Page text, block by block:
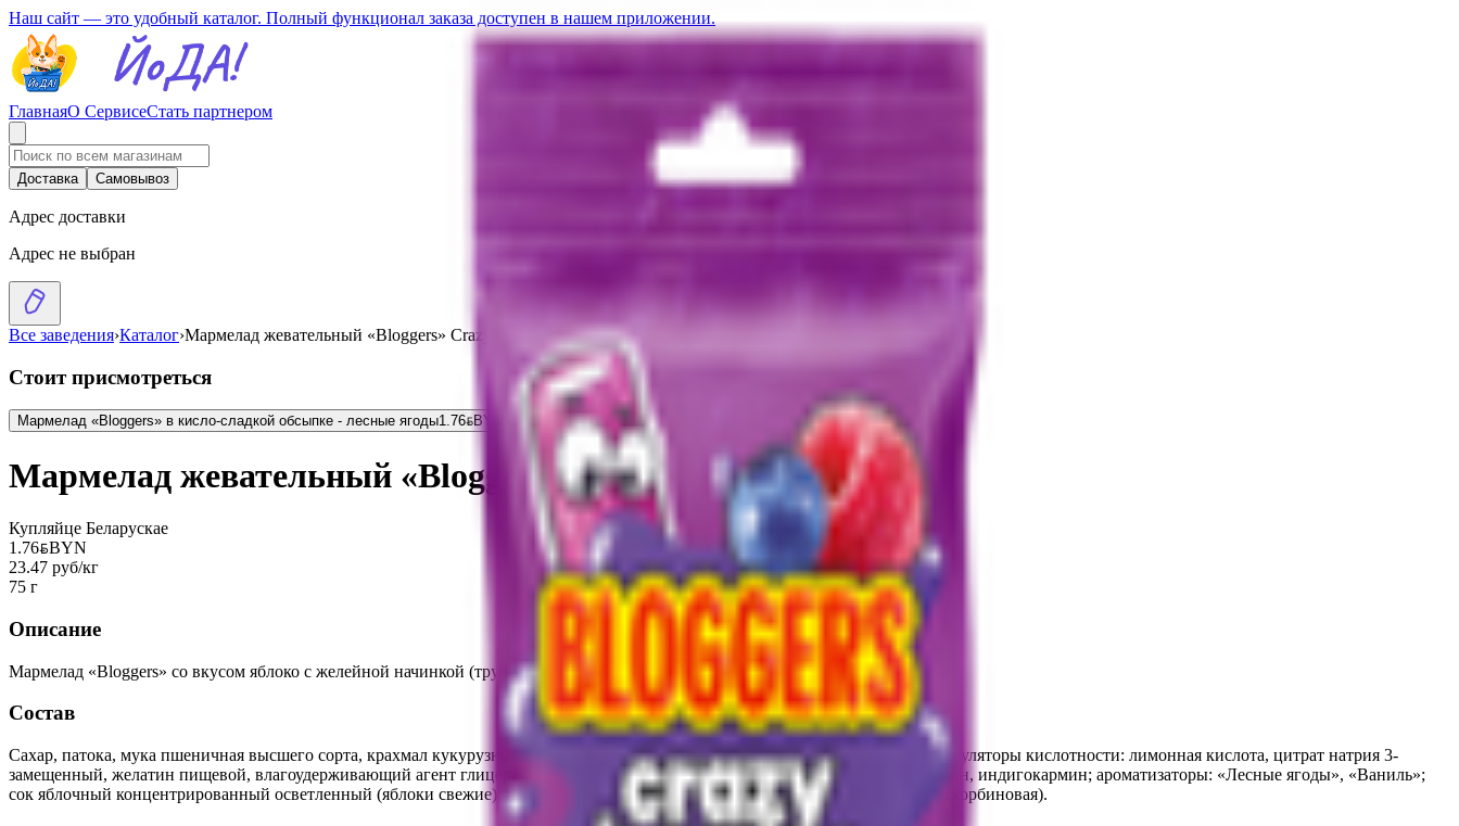
Наш сайт — это удобный каталог. Полный функционал заказа доступен в нашем приложении.
ГлавнаяО СервисеСтать партнером
Доставка Самовывоз
Адрес доставки
Адрес не выбран
Все заведения›Каталог›Мармелад жевательный «Bloggers» Crazy apple
Стоит присмотреться
Мармелад «Bloggers» в кисло-сладкой обсыпке - лесные ягоды1.76BYNBYN
Мармелад жевательный «Bloggers» Crazy apple
Купляйце Беларускае
1.76BYNBYN
23.47 руб/кг
75 г
Описание
Мармелад «Bloggers» со вкусом яблоко с желейной начинкой (трубочка).
Состав
Сахар, патока, мука пшеничная высшего сорта, крахмал кукурузный, масло пальмовое рафинированное дезодорированное, регуляторы кислотности: лимонная кислота, цитрат натрия 3-
замещенный, желатин пищевой, влагоудерживающий агент глицерин, эмульгатор лецитин соевый, красители пищевые: кармин, индигокармин; ароматизаторы: «Лесные ягоды», «Ваниль»;
сок яблочный концентрированный осветленный (яблоки свежие), пюре из яблок (яблоки свежие, антиокислитель - кислота аскорбиновая).